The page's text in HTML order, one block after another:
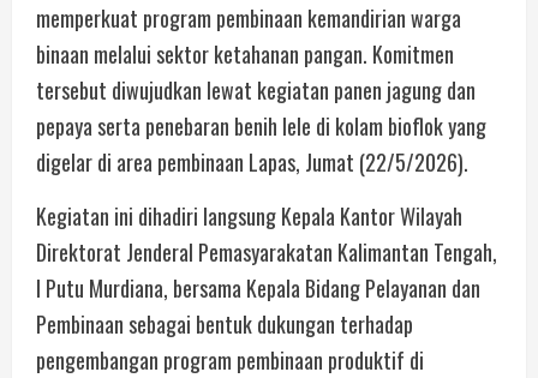
memperkuat program pembinaan kemandirian warga
binaan melalui sektor ketahanan pangan. Komitmen
tersebut diwujudkan lewat kegiatan panen jagung dan
pepaya serta penebaran benih lele di kolam bioflok yang
digelar di area pembinaan Lapas, Jumat (22/5/2026).
Kegiatan ini dihadiri langsung Kepala Kantor Wilayah
Direktorat Jenderal Pemasyarakatan Kalimantan Tengah,
I Putu Murdiana, bersama Kepala Bidang Pelayanan dan
Pembinaan sebagai bentuk dukungan terhadap
pengembangan program pembinaan produktif di